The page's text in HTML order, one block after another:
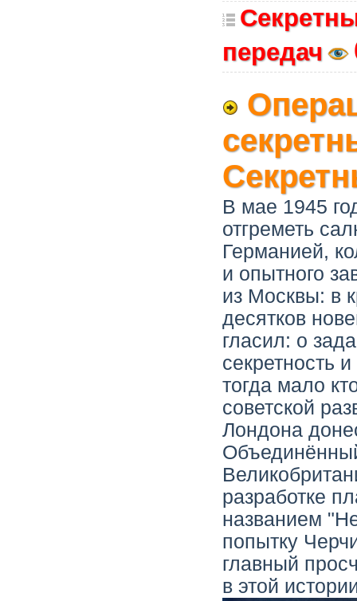
передач
В мае 1945
отгреметь
Германией,
и опытного
из Москвы: в
десятков
гласил: о
секретность
тогда мало
советской
Лондона
разработке
названием
попытку
главный
в этой